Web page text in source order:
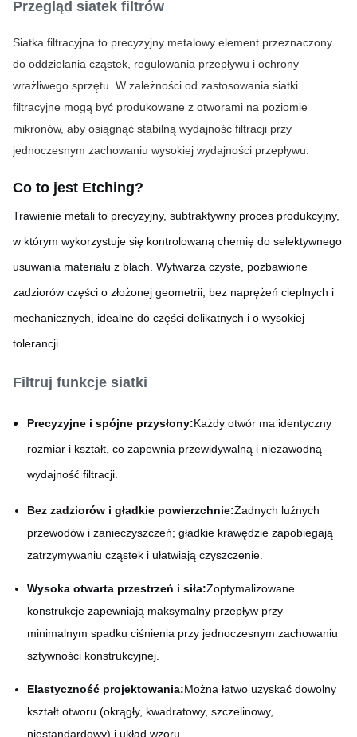
Przegląd siatek filtrów
Siatka filtracyjna to precyzyjny metalowy element przeznaczony
do oddzielania cząstek, regulowania przepływu i ochrony
wrażliwego sprzętu. W zależności od zastosowania siatki
filtracyjne mogą być produkowane z otworami na poziomie
mikronów, aby osiągnąć stabilną wydajność filtracji przy
jednoczesnym zachowaniu wysokiej wydajności przepływu.
Co to jest Etching?
Trawienie metali to precyzyjny, subtraktywny proces produkcyjny,
w którym wykorzystuje się kontrolowaną chemię do selektywnego
usuwania materiału z blach. Wytwarza czyste, pozbawione
zadziorów części o złożonej geometrii, bez naprężeń cieplnych i
mechanicznych, idealne do części delikatnych i o wysokiej
tolerancji.
Filtruj funkcje siatki
Precyzyjne i spójne przysłony:Każdy otwór ma identyczny
rozmiar i kształt, co zapewnia przewidywalną i niezawodną
wydajność filtracji.
Bez zadziorów i gładkie powierzchnie:Żadnych luźnych
przewodów i zanieczyszczeń; gładkie krawędzie zapobiegają
zatrzymywaniu cząstek i ułatwiają czyszczenie.
Wysoka otwarta przestrzeń i siła:Zoptymalizowane
konstrukcje zapewniają maksymalny przepływ przy
minimalnym spadku ciśnienia przy jednoczesnym zachowaniu
sztywności konstrukcyjnej.
Elastyczność projektowania:Można łatwo uzyskać dowolny
kształt otworu (okrągły, kwadratowy, szczelinowy,
niestandardowy) i układ wzoru.